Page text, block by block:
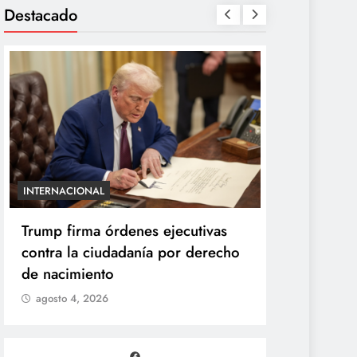
Destacado
INTERNACIONAL
Trump firma órdenes ejecutivas
contra la ciudadanía por derecho
de nacimiento
agosto 4, 2026